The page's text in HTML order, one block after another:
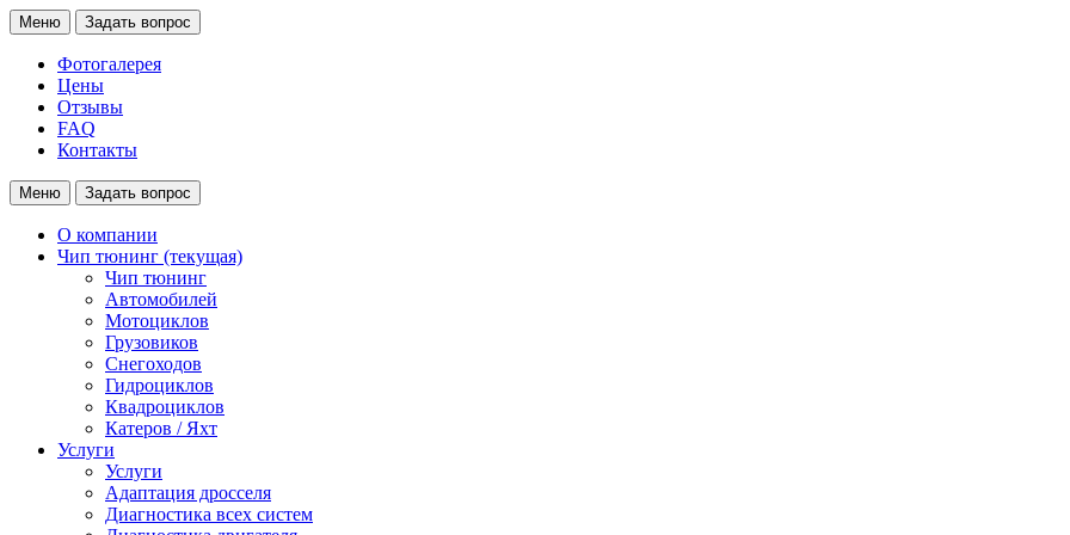
Меню Задать вопрос
Фотогалерея
Цены
Отзывы
FAQ
Контакты
Меню Задать вопрос
О компании
Чип тюнинг (текущая)
Чип тюнинг
Автомобилей
Мотоциклов
Грузовиков
Снегоходов
Гидроциклов
Квадроциклов
Катеров / Яхт
Услуги
Услуги
Адаптация дросселя
Диагностика всех систем